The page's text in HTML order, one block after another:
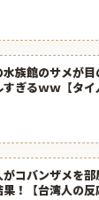
水族館のサメが
ぎるｗｗ【タイ
がコバンザメを
！【台湾人の